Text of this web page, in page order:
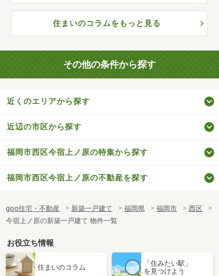
住まいのコラムをもっと見る
その他の条件から探す
近くのエリアから探す
近辺の市区から探す
福岡市西区今宿上ノ原の特集から探す
福岡市西区今宿上ノ原の不動産を探す
goo住宅・不動産 新築一戸建て 福岡県 福岡市
西区
今宿上ノ原の新築一戸建て 物件一覧
お役立ち情報
住まいのコラム
「住みたい駅」
を見つけよう